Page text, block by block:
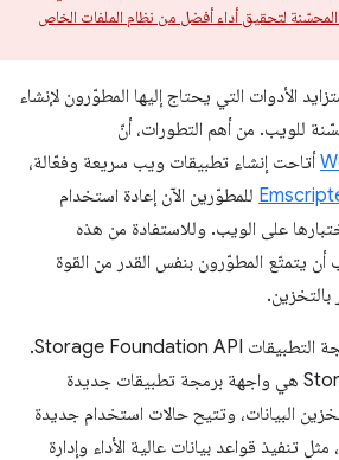
لتحقيق أداء أفضل من نظام الملفات الخاص
الأدوات التي يحتاج إليها المطوّرون لإنشاء
للويب. من أهم التطورات، أنّ
(Wasm) أتاحت إنشاء تطبيقات ويب سريعة وفعّالة،
للمطوّرين الآن إعادة استخدام
على الويب. وللاستفادة من هذه
أن يتمتّع المطوّرون بنفس القدر من القوة
بالتخزين.
وهنا يأتي دور واجهة برمجة التطبيقات Storage Foundation API.
‫Storage Foundation API هي واجهة برمجة تطبيقات جديدة
البيانات، وتتيح حالات استخدام جديدة
تنفيذ قواعد بيانات عالية الأداء وإدارة